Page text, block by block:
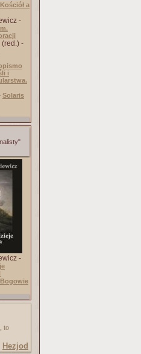
Kościół a
-
(red.) -
i
Solaris
-
Bogowie
to
Hezjod